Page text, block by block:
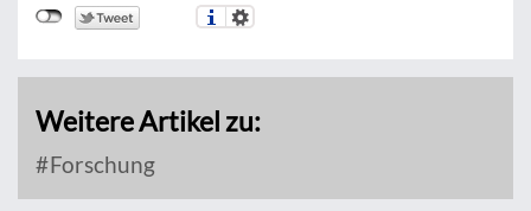
Weitere Artikel zu:
Forschung